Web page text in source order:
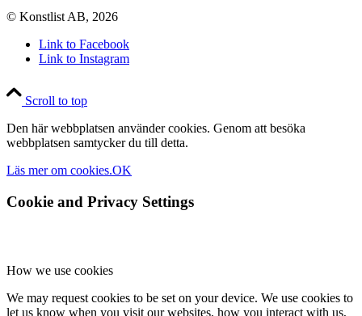
© Konstlist AB, 2026
Link to Facebook
Link to Instagram
Scroll to top
Den här webbplatsen använder cookies. Genom att besöka
webbplatsen samtycker du till detta.
Läs mer om cookies.OK
Cookie and Privacy Settings
How we use cookies
We may request cookies to be set on your device. We use cookies to
let us know when you visit our websites, how you interact with us,